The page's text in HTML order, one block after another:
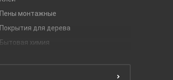
Пены монтажные
Покрытия для дерева
Бытовая химия